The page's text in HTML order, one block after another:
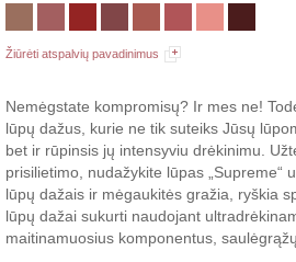
Žiūrėti atspalvių pavadinimus
Nemėgstate kompromisų? Ir mes ne!
lūpų dažus, kurie ne tik suteiks Jūsų
bet ir rūpinsis jų intensyviu drėkinimu.
prisilietimo, nudažykite lūpas „Supreme“
lūpų dažais ir mėgaukitės gražia, ryškia
lūpų dažai sukurti naudojant
maitinamuosius komponentus,